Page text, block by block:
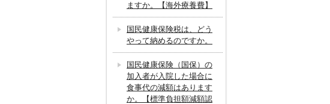
ますか。【海外療養費】
国民健康保険税は、どう
やって納めるのですか。
国民健康保険（国保）の
加入者が入院した場合に
食事代の減額はあります
か。【標準負担額減額認